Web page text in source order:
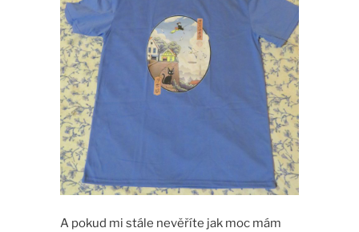
A pokud mi stále nevěříte jak moc mám